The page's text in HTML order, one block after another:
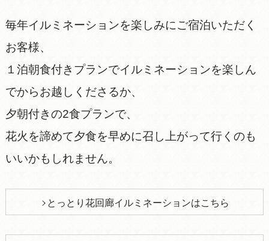
毎年イルミネーションを楽しみにご宿泊いただく
お客様、
１泊朝食付きプランでイルミネーションを楽しん
でからお越しくださるか、
夕朝付きの2食プランで、
花火を諦めて夕食を早めに召し上がって行くのも
いいかもしれません。
とっとり花回廊イルミネーションはこちら